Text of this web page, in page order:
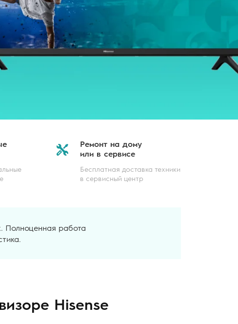
Ремонт на дому
или в сервисе
Бесплатная доставка техники
в сервисный центр
Полноценная работа
Hisense